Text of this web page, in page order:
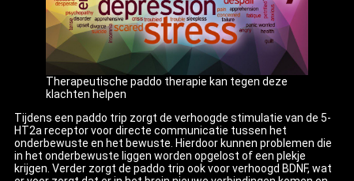
Therapeutische paddo therapie kan tegen deze
klachten helpen
Tijdens een paddo trip zorgt de verhoogde stimulatie van de 5-
HT2a receptor voor directe communicatie tussen het
onderbewuste en het bewuste. Hierdoor kunnen problemen die
in het onderbewuste liggen worden opgelost of een plekje
krijgen. Verder zorgt de paddo trip ook voor verhoogd BDNF, wat